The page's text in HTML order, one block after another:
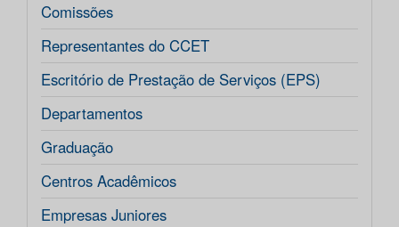
Comissões
Representantes do CCET
Escritório de Prestação de Serviços (EPS)
Departamentos
Graduação
Centros Acadêmicos
Empresas Juniores